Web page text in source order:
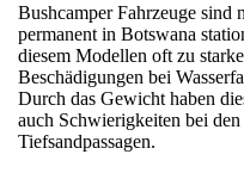
Bushcamper Fahrzeuge sind
permanent in Botswana
diesem Modellen oft zu
Beschädigungen bei
Durch das Gewicht haben
auch Schwierigkeiten bei den
Tiefsandpassagen.